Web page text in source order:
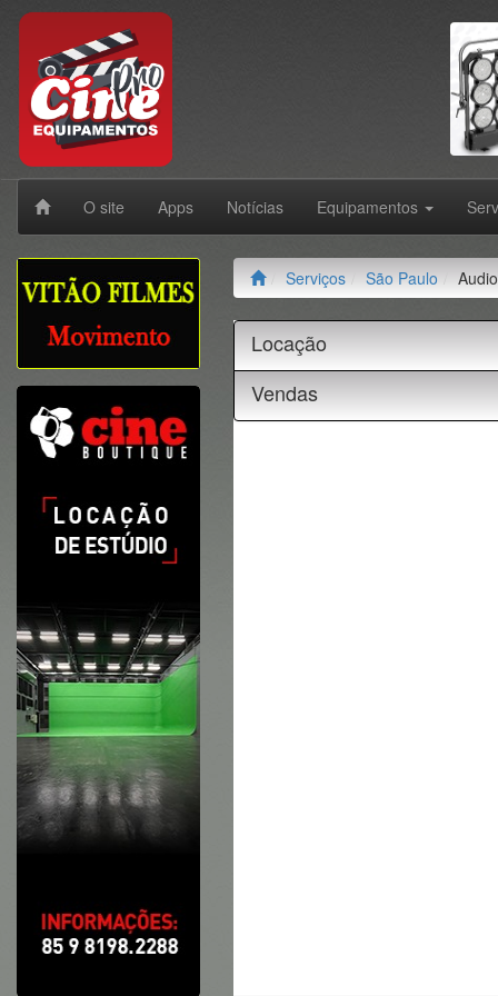
O site Apps Notícias Equipamentos
Serviços São Paulo Audio
Locação
Vendas